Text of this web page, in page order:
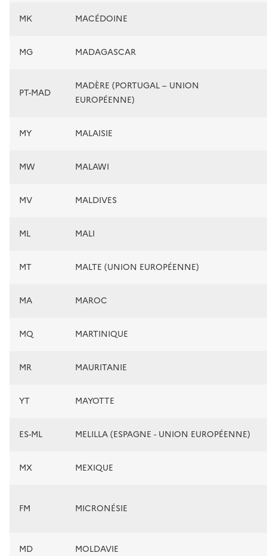
MK MACÉDOINE
MG MADAGASCAR
PT-MAD
MADÈRE (PORTUGAL – UNION
EUROPÉENNE)
MY MALAISIE
MW MALAWI
MV MALDIVES
ML MALI
MT MALTE (UNION EUROPÉENNE)
MA MAROC
MQ MARTINIQUE
MR MAURITANIE
YT MAYOTTE
ES-ML MELILLA (ESPAGNE - UNION EUROPÉENNE)
MX MEXIQUE
FM MICRONÉSIE
MD MOLDAVIE